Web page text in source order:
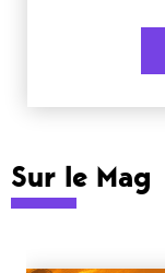
Sur le Mag